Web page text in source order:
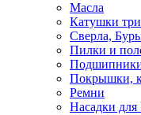
Масла
Катушки
Сверла,
Пилки и
Покрышки,
Ремни
Насадки